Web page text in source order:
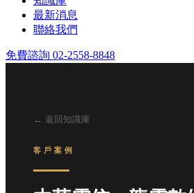
最新消息
聯絡我們
免費諮詢 02-2558-8848
← 返回知識庫
客戶案例